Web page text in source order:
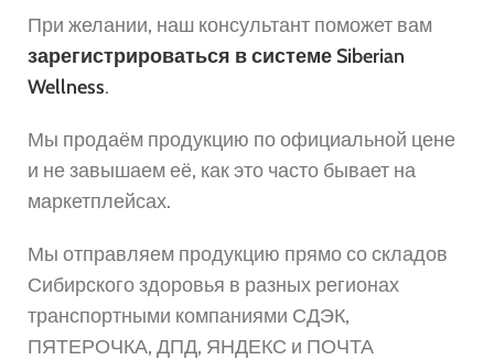
При желании, наш консультант поможет вам
зарегистрироваться в системе Siberian
Wellness.
Мы продаём продукцию по официальной цене
и не завышаем её, как это часто бывает на
маркетплейсах.
Мы отправляем продукцию прямо со складов
Сибирского здоровья в разных регионах
транспортными компаниями СДЭК,
ПЯТЕРОЧКА, ДПД, ЯНДЕКС и ПОЧТА